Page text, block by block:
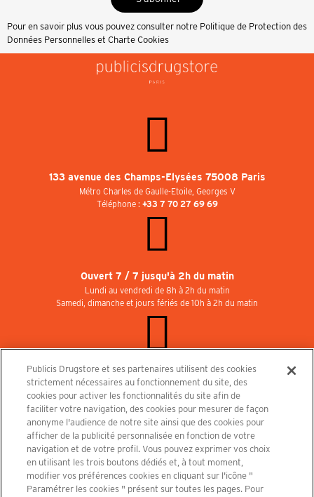
Pour en savoir plus vous pouvez consulter notre Politique de Protection des
Données Personnelles et Charte Cookies
133 avenue des Champs-Elysées 75008 Paris
Métro Charles de Gaulle-Etoile, Georges V
Téléphone : +33 7 70 27 69 69
Ouvert 7 / 7 jusqu'à 2h du matin
Lundi au vendredi de 8h à 2h du matin
Samedi, dimanche et jours fériés de 10h à 2h du matin
Rejoignez-nous au Publicisdrugstore !
Nous recrutons pour les boutiques, le restaurant et le cinéma. Contactez-nous :
recrutement@publicisdrugstore.com
Conditions générales de vente
Mentions légales
Politique de Protection des Données Personnelles et Charte
Cookies
Publicis Drugstore et ses partenaires utilisent des cookies
strictement nécessaires au fonctionnement du site, des
cookies pour activer les fonctionnalités du site afin de
faciliter votre navigation, des cookies pour mesurer de façon
anonyme l'audience de notre site ainsi que des cookies pour
afficher de la publicité personnalisée en fonction de votre
navigation et de votre profil. Vous pouvez exprimer vos choix
en utilisant les trois boutons dédiés et, à tout moment,
modifier vos préférences cookies en cliquant sur l'icône "
Paramétrer les cookies " présent sur toutes les pages. Pour